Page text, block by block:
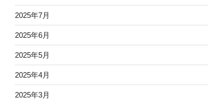
2025年7月
2025年6月
2025年5月
2025年4月
2025年3月